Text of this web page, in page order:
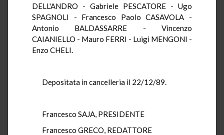
DELL'ANDRO - Gabriele PESCATORE - Ugo
SPAGNOLI - Francesco Paolo CASAVOLA -
Antonio BALDASSARRE - Vincenzo
CAIANIELLO - Mauro FERRI - Luigi MENGONI -
Enzo CHELI.
Depositata in cancelleria il 22/12/89.
Francesco SAJA, PRESIDENTE
Francesco GRECO, REDATTORE